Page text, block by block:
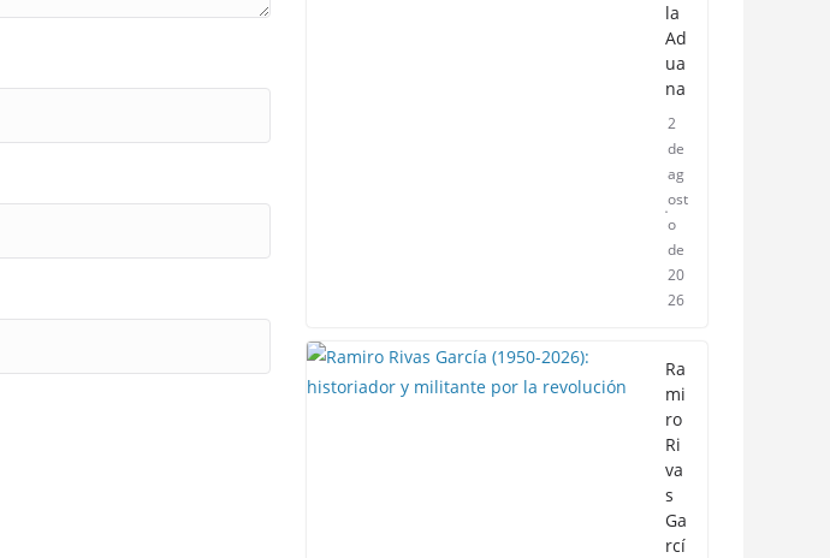
la
Ad
ua
na
2
de
ag
ost
o
de
20
26
Ra
mi
ro
Ri
va
s
Ga
rcí